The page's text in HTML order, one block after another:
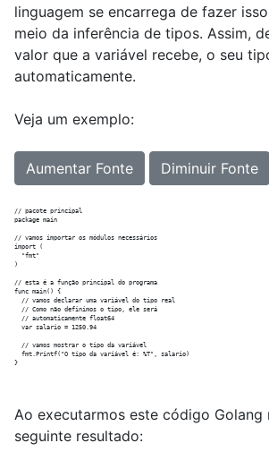
linguagem se encarrega de fazer
meio da inferência de tipos. Assim,
valor que a variável recebe, o seu
automaticamente.
Veja um exemplo:
Aumentar Fonte Diminuir Fonte
// pacote principal
package main
// vamos importar os módulos necessários
import (
  "fmt"
)
// esta é a função principal do programa
func main() {
  // vamos declarar uma variável do tipo real
  // Como não definimos o tipo, ele será
  // automaticamente float64
  var salario = 1250.94
  // vamos mostrar o tipo da variável
  fmt.Printf("O tipo da variável é: %T", salario)
Ao executarmos este código Golang
seguinte resultado: